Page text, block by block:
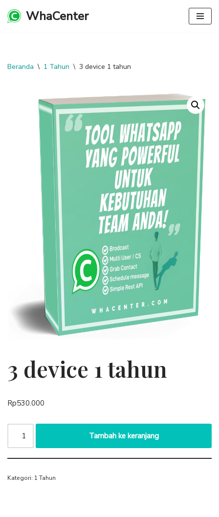
WhaCenter
Beranda \ 1 Tahun \ 3 device 1 tahun
3 device 1 tahun
Rp530.000
Tambah ke keranjang
Kategori: 1 Tahun